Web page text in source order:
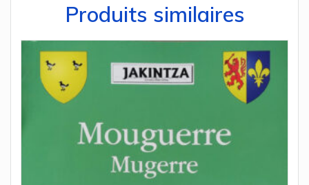
Produits similaires